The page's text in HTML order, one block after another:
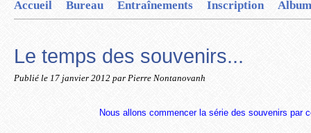
Accueil Bureau Entraînements Inscription
Le temps des souvenirs...
Publié le 17 janvier 2012 par Pierre Nontanovanh
Nous allons commencer la série des souvenirs par